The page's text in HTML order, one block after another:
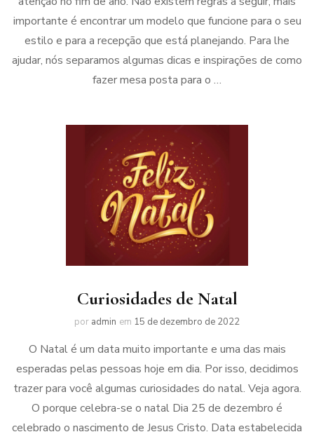
importante é encontrar um modelo que funcione para o seu
estilo e para a recepção que está planejando. Para lhe
ajudar, nós separamos algumas dicas e inspirações de como
fazer mesa posta para o …
Curiosidades de Natal
por admin em 15 de dezembro de 2022
O Natal é um data muito importante e uma das mais
esperadas pelas pessoas hoje em dia. Por isso, decidimos
trazer para você algumas curiosidades do natal. Veja agora.
O porque celebra-se o natal Dia 25 de dezembro é
celebrado o nascimento de Jesus Cristo. Data estabelecida